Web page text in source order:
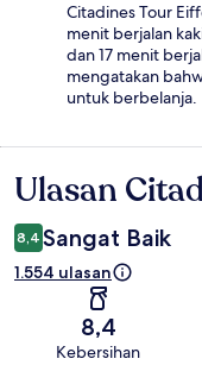
Citadines Tour
menit berjalan
dan 17 menit
mengatakan
untuk berbelanja.
Ulasan
Ulasan
8,4 Sangat Baik
1.554 ulasan
8,4
Kebersihan